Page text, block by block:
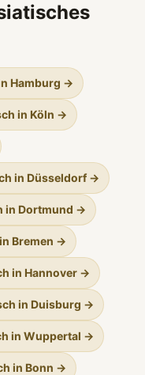
Hamburg →
in Köln →
in Düsseldorf →
in Dortmund →
Bremen →
in Hannover →
in Duisburg →
in Wuppertal →
in Bonn →